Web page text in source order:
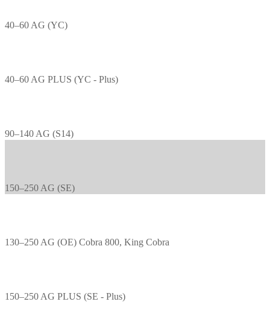
40–60 AG (YC)
40–60 AG PLUS (YC - Plus)
90–140 AG (S14)
150–250 AG (SE)
130–250 AG (OE) Cobra 800, King Cobra
150–250 AG PLUS (SE - Plus)